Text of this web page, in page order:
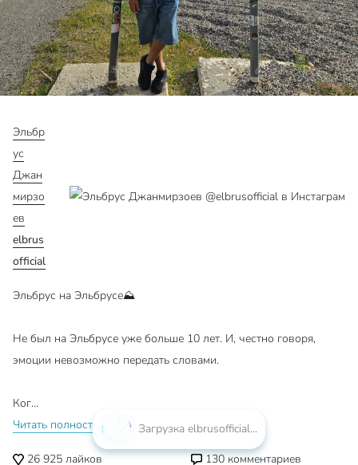
Эльбр
ус
Джан
мирзо
ев
elbrus
official
Эльбрус на Эльбрусе⛰️
Не был на Эльбрусе уже больше 10 лет. И, честно говоря,
эмоции невозможно передать словами.
Ког…
Читать полностью...
26 925 лайков 130комментариев
Загрузка elbrusofficial...